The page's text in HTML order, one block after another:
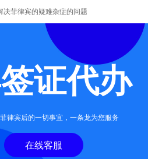
决菲律宾的疑难杂症的问题
证代办
律宾后的一切事宜，一条龙为您服务
在线客服